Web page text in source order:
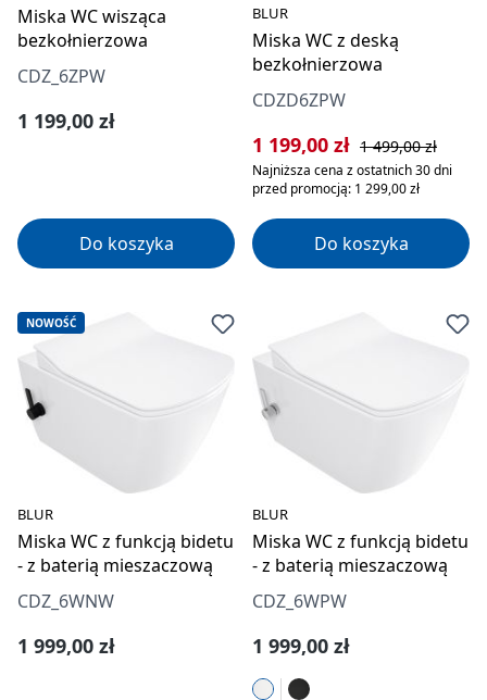
Miska WC wisząca
bezkołnierzowa
CDZ_6ZPW
Cena regularna:
1 199,00 zł
Do koszyka
BLUR
Miska WC z deską
bezkołnierzowa
CDZD6ZPW
Cena sprzedaży:
1 199,00 zł Cena regularna:
1 499,00 zł
Najniższa cena z ostatnich 30 dni
przed promocją: 1 299,00 zł
Do koszyka
NOWOŚĆ
BLUR
Miska WC z funkcją bidetu
- z baterią mieszaczową
CDZ_6WNW
Cena regularna:
1 999,00 zł
BLUR
Miska WC z funkcją bidetu
- z baterią mieszaczową
CDZ_6WPW
Cena regularna:
1 999,00 zł